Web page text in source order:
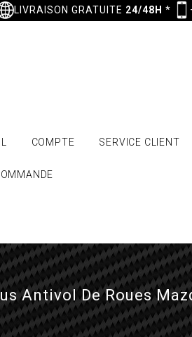
LIVRAISON GRATUITE 24/48H *
COMPTE SERVICE CLIENT
Antivol De Roues